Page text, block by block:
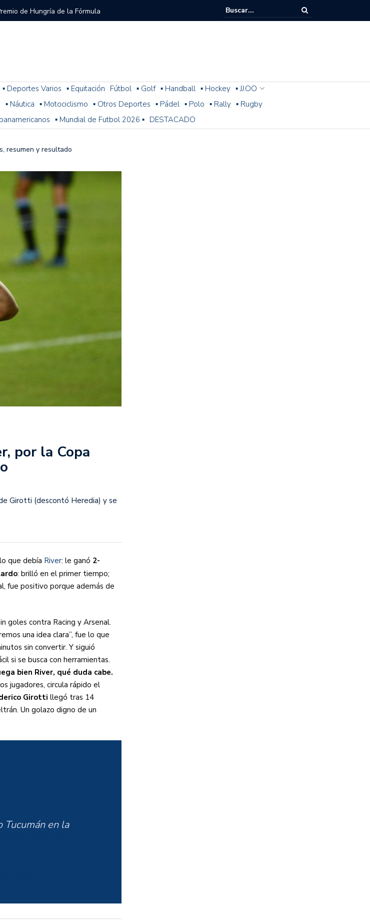
de Hungría de la Fórmula
y el VAR no cobraron en el
Zurich
y cómo sigue la fecha 1
la última práctica para el
pero el árbitro Ramírez
“Quedará para siempre
de 16 años: del orgullo
jerarquía de Paredes: una
regreso de Diego
Copa Mundial de Hockey FIH
la Copa Mundial de Hockey
saber
▪ Deportes Varios ▪ Equitación Fútbol ▪ Golf ▪ Handball ▪ Hockey ▪ JJ.OO
▪ Náutica ▪ Motociclismo ▪ Otros Deportes ▪ Pádel ▪ Polo ▪ Rally ▪ Rugby
▪ Mundial de Futbol 2026 ▪ DESTACADO
resumen y resultado
por la Copa
Girotti (descontó Heredia) y se
que debía River: le ganó 2-
: brilló en el primer tiempo;
fue positivo porque además de
goles contra Racing y Arsenal.
una idea clara”, fue lo que
sin convertir. Y siguió
si se busca con herramientas.
bien River, qué duda cabe.
jugadores, circula rápido el
Girotti llegó tras 14
Un golazo digno de un
en la